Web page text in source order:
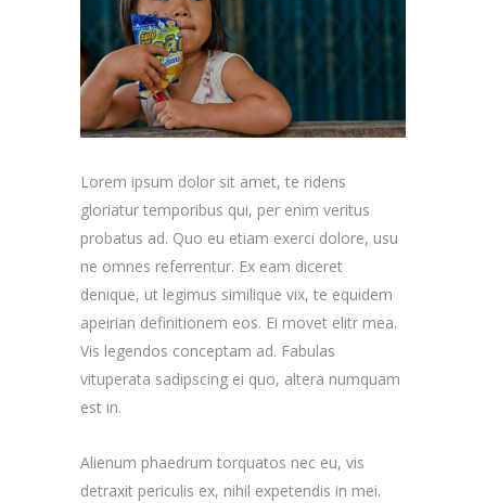
Lorem ipsum dolor sit amet, te ridens
gloriatur temporibus qui, per enim veritus
probatus ad. Quo eu etiam exerci dolore, usu
ne omnes referrentur. Ex eam diceret
denique, ut legimus similique vix, te equidem
apeirian definitionem eos. Ei movet elitr mea.
Vis legendos conceptam ad. Fabulas
vituperata sadipscing ei quo, altera numquam
est in.
Alienum phaedrum torquatos nec eu, vis
detraxit periculis ex, nihil expetendis in mei.